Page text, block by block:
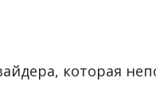
которая